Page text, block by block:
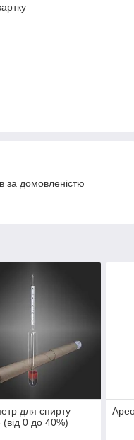
за домовленістю
для спирту
0 до 40%)